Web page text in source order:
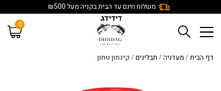
משלוח חינם עד הבית בקניה מעל ₪500
0
דף הבית/מעדניה/תבלינים/קינמון טחון